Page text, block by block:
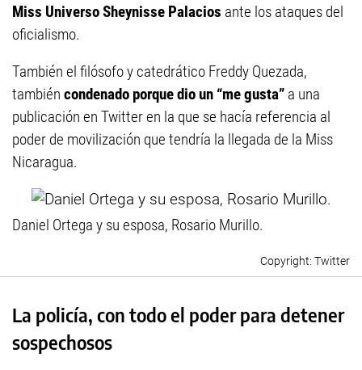
Miss Universo Sheynisse Palacios ante los ataques del
oficialismo.
También el filósofo y catedrático Freddy Quezada,
también condenado porque dio un “me gusta” a una
publicación en Twitter en la que se hacía referencia al
poder de movilización que tendría la llegada de la Miss
Nicaragua.
Daniel Ortega y su esposa, Rosario Murillo.
Twitter
La policía, con todo el poder para detener
sospechosos